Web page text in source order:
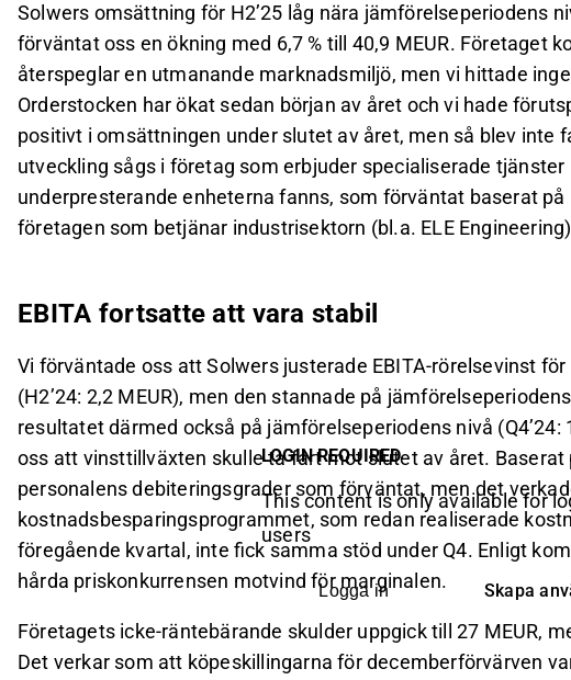
Solwers omsättning för H2’25 låg nära jämförelseperiodens
förväntat oss en ökning med 6,7 % till 40,9 MEUR. Företaget
återspeglar en utmanande marknadsmiljö, men vi hittade
Orderstocken har ökat sedan början av året och vi hade
positivt i omsättningen under slutet av året, men så blev inte
utveckling sågs i företag som erbjuder specialiserade tjänster
underpresterande enheterna fanns, som förväntat baserat
företagen som betjänar industrisektorn (bl.a. ELE
EBITA fortsatte att vara stabil
Vi förväntade oss att Solwers justerade EBITA-rörelsevinst för
(H2’24: 2,2 MEUR), men den stannade på
resultatet därmed också på jämförelseperiodens nivå
oss att vinsttillväxten skulle ta fart mot slutet av året.
personalens debiteringsgrader som förväntat, men det
kostnadsbesparingsprogrammet, som redan realiserade
föregående kvartal, inte fick samma stöd under Q4. Enligt
hårda priskonkurrensen motvind för marginalen.
Företagets icke-räntebärande skulder uppgick till 27 MEUR,
Det verkar som att köpeskillingarna för decemberförvärven
LOGIN REQUIRED
This content is only available for
users
Logga in Skapa